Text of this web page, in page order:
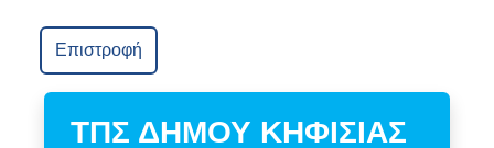
Επιστροφή
ΤΠΣ ΔΗΜΟΥ ΚΗΦΙΣΙΑΣ